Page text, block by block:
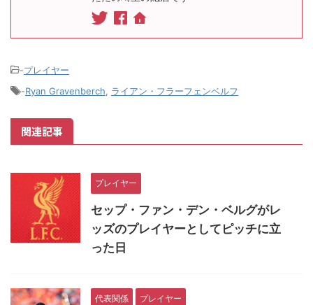
-プレイヤー
-Ryan Gravenberch, ライアン・フラーフェンベルフ
関連記事
プレイヤー
セップ・ファン・デン・ベルグがレ
ッズのプレイヤーとしてピッチに立
った日
代表関係 プレイヤー